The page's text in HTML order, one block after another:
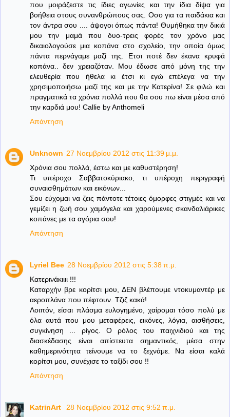
που μοιράζεστε τις ίδιες αγωνίες και την ίδια δίψα για
βοήθεια στους συνανθρώπους σας. Οσο για τα παιδάκια και
τον άντρα σου .... άψογοι όπως πάντα! Θυμήθηκα την δικιά
μου την μαμά που δυο-τρεις φορές τον χρόνο μας
δικαιολογούσε μια κοπάνα στο σχολείο, την οποία όμως
πάντα περνάγαμε μαζί της. Ετσι ποτέ δεν έκανα κρυφά
κοπάνα.. δεν χρειαζόταν. Μου έδωσε από μόνη της την
ελευθερία που ήθελα κι έτσι κι εγώ επέλεγα να την
χρησιμοποιήσω μαζί της και με την Κατερίνα! Σε φιλώ και
πραγματικά τα χρόνια πολλά που θα σου πω είναι μέσα από
την καρδιά μου! Callie by Anthomeli
Απάντηση
Unknown 27 Νοεμβρίου 2012 στις 11:39 μ.μ.
Χρόνια σου πολλά, έστω και με καθυστέρηση!
Τι υπέροχο Σαββατοκύριακο, τι υπέροχη περιγραφή
συναισθημάτων και εικόνων...
Σου εύχομαι να ζεις πάντοτε τέτοιες όμορφες στιγμές και να
γεμίζει η ζωή σου χαμόγελα και χαρούμενες σκανδαλιάρικες
κοπάνες με τα αγόρια σου!
Απάντηση
Lyriel Bee 28 Νοεμβρίου 2012 στις 5:38 π.μ.
Κατερινάκιιιι !!!
Καταρχήν βρε κορίτσι μου, ΔΕΝ βλέπουμε ντοκυμαντέρ με
αεροπλάνα που πέφτουν. Τζιζ κακά!
Λοιπόν, είσαι πλάσμα ευλογημένο, χαίρομαι τόσο πολύ με
όλα αυτά που μου μεταφέρεις, εικόνες, λόγια, αισθήσεις,
συγκίνηση ... ρίγος. Ο ρόλος του παιχνιδιού και της
διασκέδασης είναι απίστευτα σημαντικός, μέσα στην
καθημερινότητα τείνουμε να το ξεχνάμε. Να είσαι καλά
κορίτσι μου, συνέχισε το ταξίδι σου !!
Απάντηση
KatrinArt
28 Νοεμβρίου 2012 στις 9:52 π.μ.